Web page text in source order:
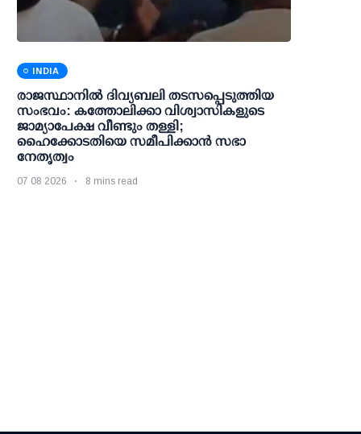
INDIA
രാജസ്ഥാനിൽ ദിവ്യബലി തടസപ്പെടുത്തിയ
സംഭവം: കത്തോലിക്കാ വിശ്വാസികളുടെ
ജാമ്യാപേക്ഷ വീണ്ടും തള്ളി;
ഹൈക്കോടതിയെ സമീപിക്കാൻ സഭാ
നേതൃത്വം
07 08 2026 8 mins read